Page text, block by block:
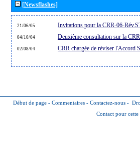
[Newsflashes]
21/06/05 Invitations pour la CRR-06-
04/10/04 Deuxième consultation sur la
02/08/04 CRR chargée de réviser l'Accord
Début de page - Commentaires - Contactez-nous -
Contact pour cette